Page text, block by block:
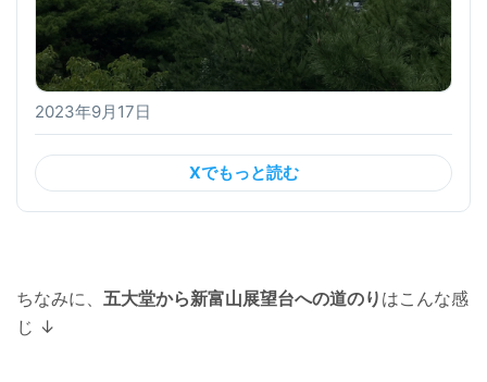
2023年9月17日
Xでもっと読む
ちなみに、 五大堂から新富山展望台への道のり はこんな感
じ ↓